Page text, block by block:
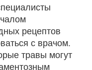
рецептов
с врачом.
травы могут